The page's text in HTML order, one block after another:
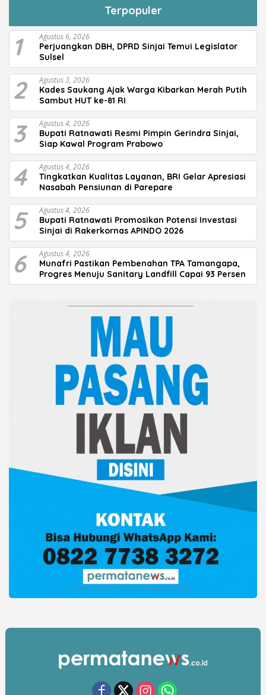
Terpopuler
1 Agustus 6, 2026
Perjuangkan DBH, DPRD Sinjai Temui Legislator
Sulsel
2 Agustus 3, 2026
Kades Saukang Ajak Warga Kibarkan Merah Putih
Sambut HUT ke-81 RI
3 Agustus 4, 2026
Bupati Ratnawati Resmi Pimpin Gerindra Sinjai,
Siap Kawal Program Prabowo
4 Agustus 4, 2026
Tingkatkan Kualitas Layanan, BRI Gelar Apresiasi
Nasabah Pensiunan di Parepare
5 Agustus 4, 2026
Bupati Ratnawati Promosikan Potensi Investasi
Sinjai di Rakerkornas APINDO 2026
6 Agustus 4, 2026
Munafri Pastikan Pembenahan TPA Tamangapa,
Progres Menuju Sanitary Landfill Capai 93 Persen